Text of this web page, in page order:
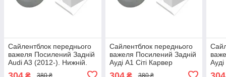
Сайлентблок переднього
важеля Посилений Задній
Audi A3 (2012-). Нижній.
Сайлентблок переднього
важеля Посилений Задній
Ауді А1 Сіті Карвер